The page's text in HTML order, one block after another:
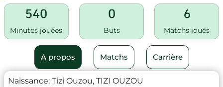
540
Minutes jouées
0
Buts
6
Matchs joués
A propos Matchs Carrière
Naissance: Tizi Ouzou, TIZI OUZOU